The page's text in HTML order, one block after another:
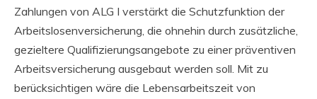
Zahlungen von ALG I verstärkt die Schutzfunktion der
Arbeitslosenversicherung, die ohnehin durch zusätzliche,
gezieltere Qualifizierungsangebote zu einer präventiven
Arbeitsversicherung ausgebaut werden soll. Mit zu
berücksichtigen wäre die Lebensarbeitszeit von